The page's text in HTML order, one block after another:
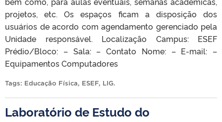
projetos, etc. Os espaços ficam a disposição dos
usuários de acordo com agendamento gerenciado pela
Unidade responsável. Localização Campus: ESEF
Prédio/Bloco: – Sala: – Contato Nome: – E-mail: –
Equipamentos Computadores
Tags: Educação Física, ESEF, LIG.
Laboratório de Estudo do